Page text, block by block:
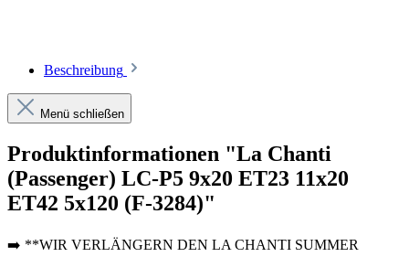
Beschreibung
Menü schließen
Produktinformationen "La Chanti
(Passenger) LC-P5 9x20 ET23 11x20
ET42 5x120 (F-3284)"
➡️ **WIR VERLÄNGERN DEN LA CHANTI SUMMER